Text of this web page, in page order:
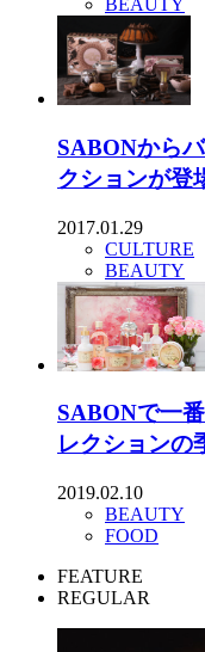
BEAUTY
SABONから
クションが登
2017.01.29
CULTURE
BEAUTY
SABONで一
レクションの
2019.02.10
BEAUTY
FOOD
FEATURE
REGULAR